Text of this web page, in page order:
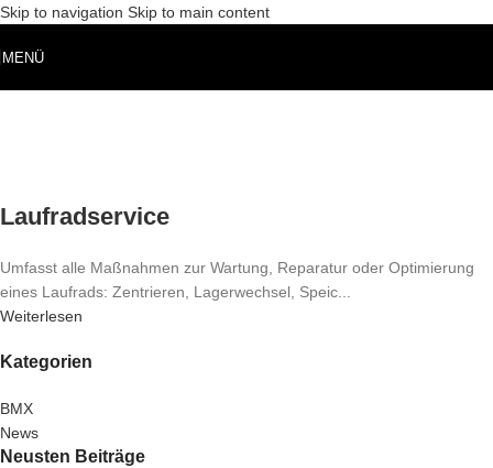
Skip to navigation Skip to main content
MENÜ
Laufradservice
Umfasst alle Maßnahmen zur Wartung, Reparatur oder Optimierung
eines Laufrads: Zentrieren, Lagerwechsel, Speic...
Weiterlesen
Kategorien
BMX
News
Neusten Beiträge